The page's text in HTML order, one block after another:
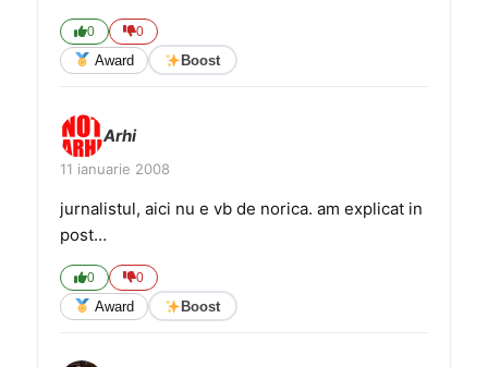
0 0
Award Boost
Arhi
11 ianuarie 2008
jurnalistul, aici nu e vb de norica. am explicat in
post…
0 0
Award Boost